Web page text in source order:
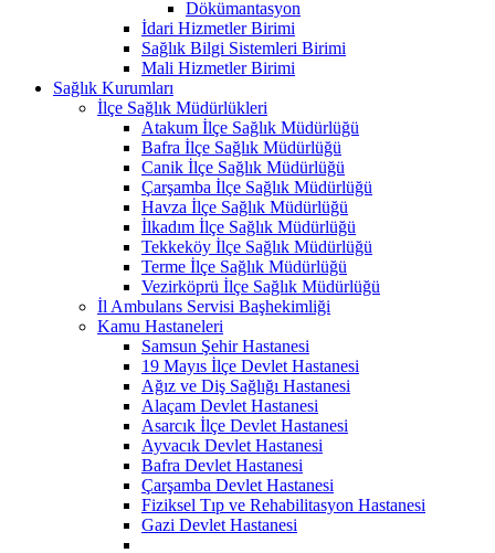
Dökümantasyon
İdari Hizmetler Birimi
Sağlık Bilgi Sistemleri Birimi
Mali Hizmetler Birimi
Sağlık Kurumları
İlçe Sağlık Müdürlükleri
Atakum İlçe Sağlık Müdürlüğü
Bafra İlçe Sağlık Müdürlüğü
Canik İlçe Sağlık Müdürlüğü
Çarşamba İlçe Sağlık Müdürlüğü
Havza İlçe Sağlık Müdürlüğü
İlkadım İlçe Sağlık Müdürlüğü
Tekkeköy İlçe Sağlık Müdürlüğü
Terme İlçe Sağlık Müdürlüğü
Vezirköprü İlçe Sağlık Müdürlüğü
İl Ambulans Servisi Başhekimliği
Kamu Hastaneleri
Samsun Şehir Hastanesi
19 Mayıs İlçe Devlet Hastanesi
Ağız ve Diş Sağlığı Hastanesi
Alaçam Devlet Hastanesi
Asarcık İlçe Devlet Hastanesi
Ayvacık Devlet Hastanesi
Bafra Devlet Hastanesi
Çarşamba Devlet Hastanesi
Fiziksel Tıp ve Rehabilitasyon Hastanesi
Gazi Devlet Hastanesi